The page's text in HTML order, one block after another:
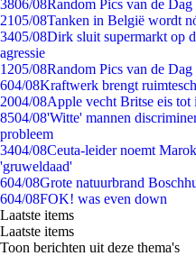
3806/08Random Pics van de Dag
2105/08Tanken in België wordt
3405/08Dirk sluit supermarkt op
agressie
1205/08Random Pics van de Dag
604/08Kraftwerk brengt
2004/08Apple vecht Britse eis
8504/08'Witte' mannen
probleem
3404/08Ceuta-leider noemt
'gruweldaad'
604/08Grote natuurbrand
604/08FOK! was even down
Laatste items
Laatste items
Toon berichten uit deze thema's